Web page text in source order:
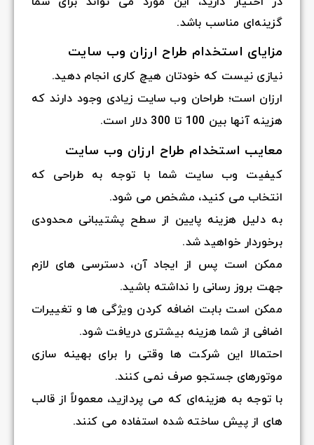
گزینه‌ای مناسب باشد.
مزایای استخدام طراح ارزان وب سایت
نیازی نیست که خودتان هیچ کاری انجام دهید.
ارزان است؛ طراحان وب سایت زیادی وجود دارند که
هزینه آنها بین 100 تا 300 دلار است.
معایب استخدام طراح ارزان وب سایت
کیفیت وب سایت شما با توجه به طراحی که
انتخاب می کنید، مشخص می شود.
به دلیل هزینه پایین از سطح پشتیبانی محدودی
برخوردار خواهید شد.
ممکن است پس از ایجاد آن، دسترسی های لازم
جهت بروز رسانی را نداشته باشید.
ممکن است بابت اضافه کردن ویژگی ها و تغییرات
اضافی از شما هزینه بیشتری دریافت شود.
احتمالا این شرکت ها وقتی را برای بهینه سازی
موتورهای جستجو صرف نمی کنند.
با توجه به هزینه‌ای که می پردازید، معمولاً از قالب
های از پیش ساخته شده استفاده می کنند.